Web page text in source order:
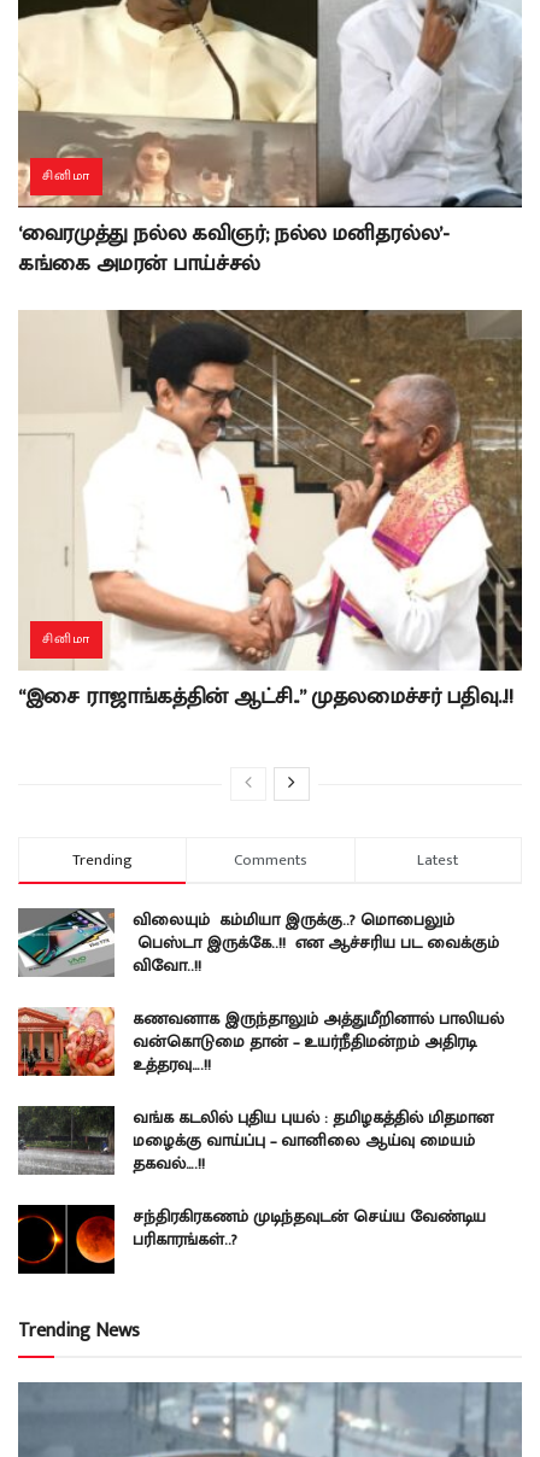
சினிமா
‘வைரமுத்து நல்ல கவிஞர்; நல்ல மனிதரல்ல’-
கங்கை அமரன் பாய்ச்சல்
சினிமா
“இசை ராஜாங்கத்தின் ஆட்சி..” முதலமைச்சர் பதிவு..!!
Trending Comments Latest
விலையும் கம்மியா இருக்கு..? மொபைலும்
பெஸ்டா இருக்கே..!! என ஆச்சரிய பட வைக்கும்
விவோ..!!
கணவனாக இருந்தாலும் அத்துமீறினால் பாலியல்
வன்கொடுமை தான் – உயர்நீதிமன்றம் அதிரடி
உத்தரவு….!!
வங்க கடலில் புதிய புயல் : தமிழகத்தில் மிதமான
மழைக்கு வாய்ப்பு – வானிலை ஆய்வு மையம்
தகவல்….!!
சந்திரகிரகணம் முடிந்தவுடன் செய்ய வேண்டிய
பரிகாரங்கள்..?
Trending News